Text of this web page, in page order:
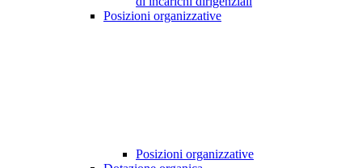
Posizioni organizzative
Posizioni organizzative